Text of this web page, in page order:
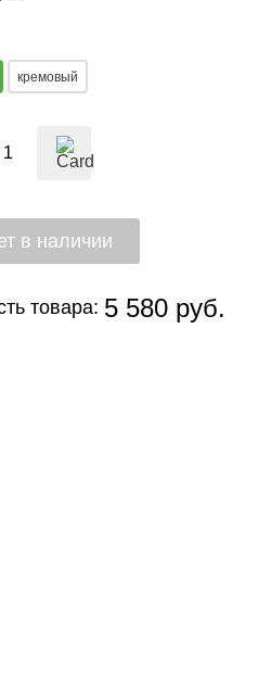
кремовый
товара: 5 580 руб.